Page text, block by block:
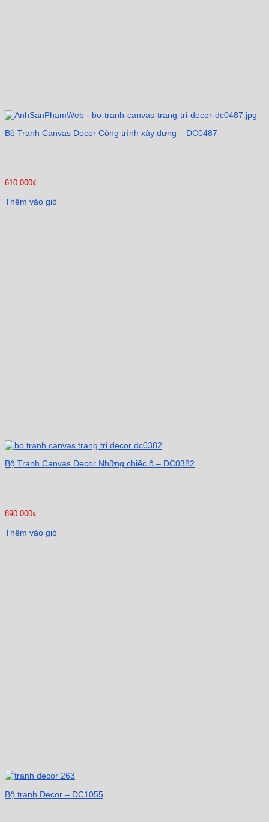
Bộ Tranh Canvas Decor Công trình xây dựng – DC0487
610.000₫
Thêm vào giỏ
Bộ Tranh Canvas Decor Những chiếc ô – DC0382
890.000₫
Thêm vào giỏ
Bộ tranh Decor – DC1055